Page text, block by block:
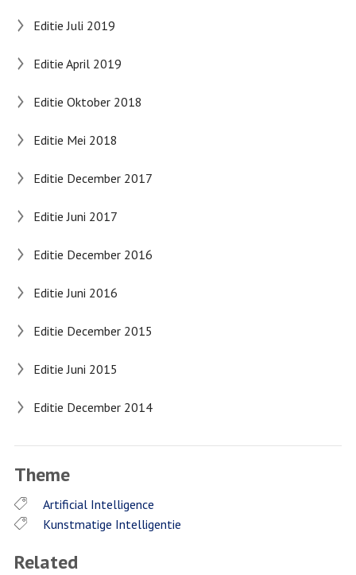
Editie Juli 2019
Editie April 2019
Editie Oktober 2018
Editie Mei 2018
Editie December 2017
Editie Juni 2017
Editie December 2016
Editie Juni 2016
Editie December 2015
Editie Juni 2015
Editie December 2014
Theme
Artificial Intelligence
Kunstmatige Intelligentie
Related